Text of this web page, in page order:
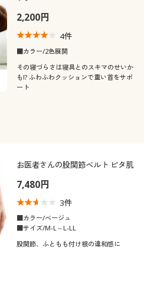
2,200円
4件
■カラー/2色展開
その寝づらさは寝具とのスキマのせいか
も!? ふわふわクッションで重い首をサポ
ート
お医者さんの股関節ベルト ピタ肌
7,480円
3件
■カラー/ベージュ
■サイズ/M-L～L-LL
股関節、ふともも付け根の違和感に